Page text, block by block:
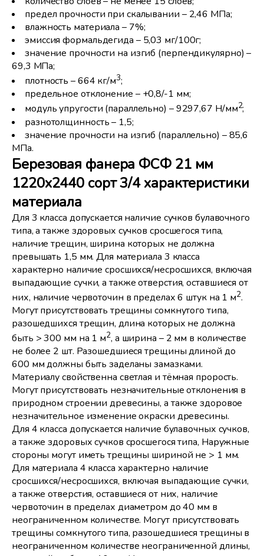
предел прочности при скалывании – 2,46 МПа;
влажность материала – 7%;
эмиссия формальдегида – 5,03 мг/100г;
значение прочности на изгиб (перпендикулярно) –
69,3 МПа;
плотность – 664 кг/м3;
предельное отклонение – +0,8/-1 мм;
модуль упругости (параллельно) – 9297,67 Н/мм2;
разнотолщинность – 1,5;
значение прочности на изгиб (параллельно) – 85,6
МПа.
Березовая фанера ФСФ 21 мм
1220x2440 сорт 3/4 характеристики
материала
Для 3 класса допускается наличие сучков булавочного
типа, а также здоровых сучков сросшегося типа,
наличие трещин, ширина которых не должна
превышать 1,5 мм. Для материала 3 класса
характерно наличие сросшихся/несросшихся, включая
выпадающие сучки, а также отверстия, оставшиеся от
них, наличие червоточин в пределах 6 штук на 1 м2.
Могут присутствовать трещины сомкнутого типа,
разошедшихся трещин, длина которых не должна
быть > 300 мм на 1 м2, а ширина – 2 мм в количестве
не более 2 шт. Разошедшиеся трещины длиной до
600 мм должны быть заделаны замазками.
Материалу свойственна светлая и тёмная прорость.
Могут присутствовать незначительные отклонения в
природном строении древесины, а также здоровое
незначительное изменение окраски древесины.
Для 4 класса допускается наличие булавочных сучков,
а также здоровых сучков сросшегося типа, Наружные
стороны могут иметь трещины шириной не > 1 мм.
Для материала 4 класса характерно наличие
сросшихся/несросшихся, включая выпадающие сучки,
а также отверстия, оставшиеся от них, наличие
червоточин в пределах диаметром до 40 мм в
неограниченном количестве. Могут присутствовать
трещины сомкнутого типа, разошедшиеся трещины в
неограниченном количестве неограниченной длины,